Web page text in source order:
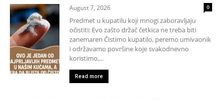
August 7, 2026 0
Predmet u kupatilu koji mnogi zaboravljaju
očistiti: Evo zašto držač četkica ne treba biti
zanemaren Čistimo kupatilo, peremo umivaonik
i održavamo površine koje svakodnevno
koristimo,...
Read more